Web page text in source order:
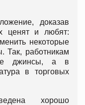
доказав
ценят и любят:
некоторые
Так, работникам
джинсы, а в
в торговых
хорошо